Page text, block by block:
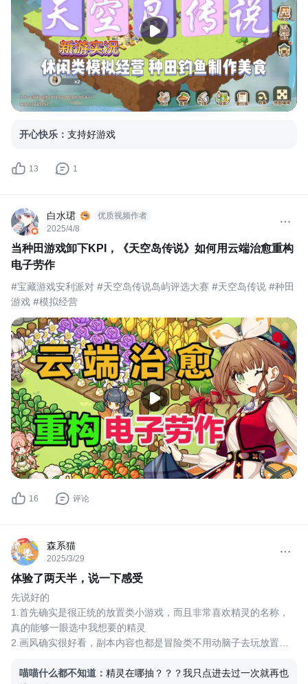
开心快乐 ： 支持好游戏
13 1
白水珺 优质视频作者
2025/4/8
当种田游戏卸下KPI，《天空岛传说》如何用云端治愈重构
电子劳作
#宝藏游戏安利派对 #天空岛传说岛屿评选大赛 #天空岛传说 #种田
游戏 #模拟经营
16 评论
森系猫
2025/3/29
体验了两天半，说一下感受
先说好的
1.首先确实是很正统的放置类小游戏，而且非常喜欢精灵的名称，
真的能够一眼选中我想要的精灵
2.画风确实很好看，副本内容也都是冒险类不用动脑子去玩放置类
再说一些体验不太好的地方
喵喵什么都不知道 ： 精灵在哪抽？？？我只点进去过一次就再也